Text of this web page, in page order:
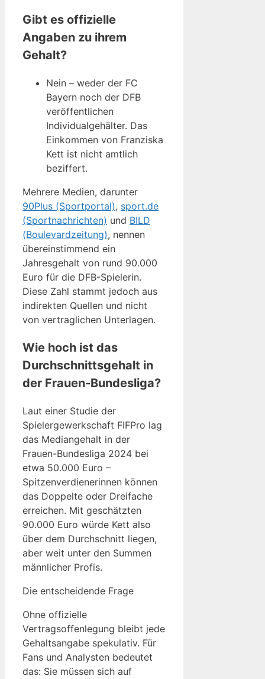
Gibt es offizielle
Angaben zu ihrem
Gehalt?
Nein – weder der FC
Bayern noch der DFB
veröffentlichen
Individualgehälter. Das
Einkommen von Franziska
Kett ist nicht amtlich
beziffert.
Mehrere Medien, darunter
90Plus (Sportportal), sport.de
(Sportnachrichten) und BILD
(Boulevardzeitung), nennen
übereinstimmend ein
Jahresgehalt von rund 90.000
Euro für die DFB-Spielerin.
Diese Zahl stammt jedoch aus
indirekten Quellen und nicht
von vertraglichen Unterlagen.
Wie hoch ist das
Durchschnittsgehalt in
der Frauen-Bundesliga?
Laut einer Studie der
Spielergewerkschaft FIFPro lag
das Mediangehalt in der
Frauen-Bundesliga 2024 bei
etwa 50.000 Euro –
Spitzenverdienerinnen können
das Doppelte oder Dreifache
erreichen. Mit geschätzten
90.000 Euro würde Kett also
über dem Durchschnitt liegen,
aber weit unter den Summen
männlicher Profis.
Die entscheidende Frage
Ohne offizielle
Vertragsoffenlegung bleibt jede
Gehaltsangabe spekulativ. Für
Fans und Analysten bedeutet
das: Sie müssen sich auf